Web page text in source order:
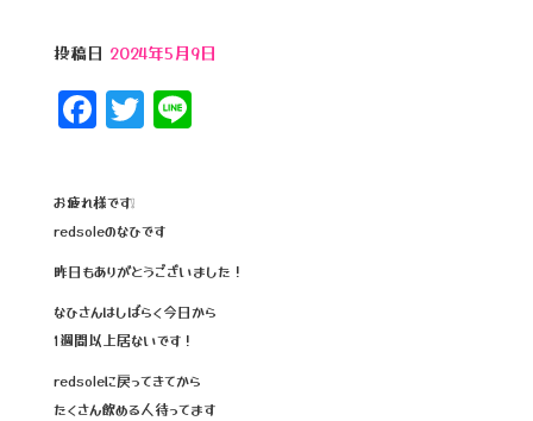
投稿日 2024年5月9日
F
c
e
b
o
o
k
T
e
r
Li
お疲れ様です❕
redsoleのなひです
昨日もありがとうございました！
なひさんはしばらく今日から
1週間以上居ないです！
redsoleに戻ってきてから
たくさん飲める人待ってます